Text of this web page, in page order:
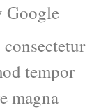
Google
tempor
magna